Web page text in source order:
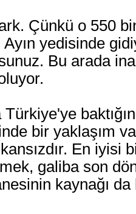
Çünkü o 550
yedisinde
Bu arada
bir yaklaşım
En iyisi
galiba son
kaynağı